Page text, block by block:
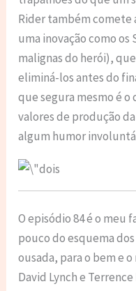
Rider também comete
uma inovação como os
malignas do herói),
eliminá-los antes do
que segura mesmo é o
valores de produção
algum humor
O episódio 84 é o meu
pouco do esquema
ousada, para o bem e
David Lynch e